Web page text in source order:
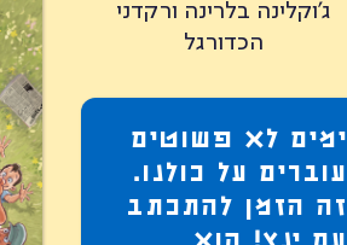
ג'וקלינה בלרינה ורקדני
הכדורגל
ימים לא פשוטים
עוברים על כולנו.
זה הזמן להתכתב